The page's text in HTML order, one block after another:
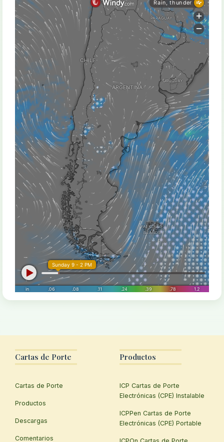
Cartas de Porte
Cartas de Porte
Productos
Descargas
Comentarios
Productos
ICP Cartas de Porte
Electrónicas (CPE) Instalable
ICPPen Cartas de Porte
Electrónicas (CPE) Portable